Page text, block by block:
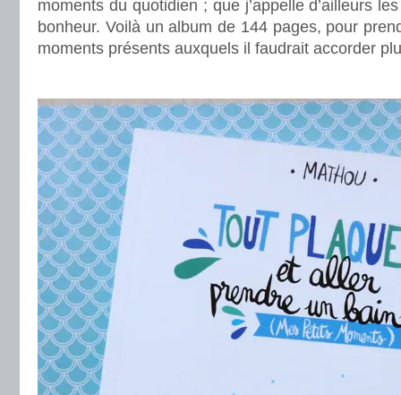
moments du quotidien ; que j’appelle d’ailleurs
bonheur. Voilà un album de 144 pages, pour
moments présents auxquels il faudrait accorder